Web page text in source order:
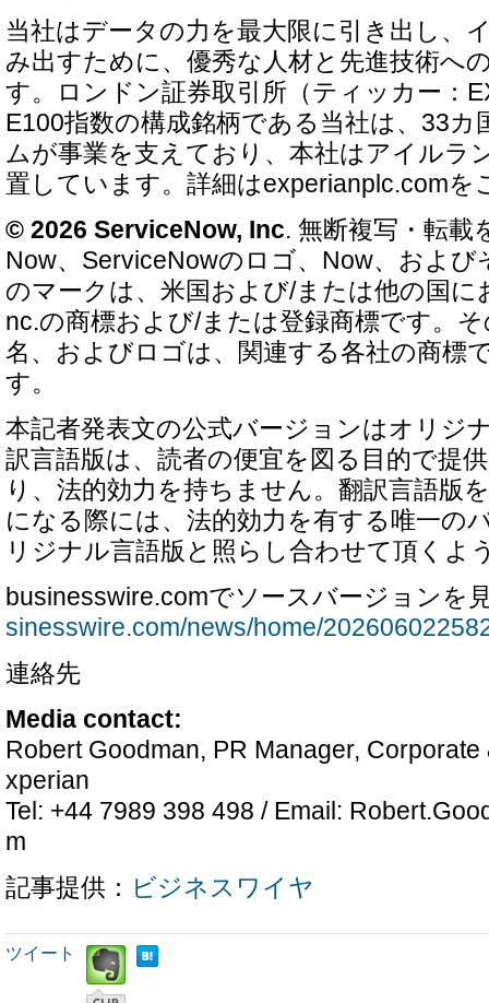
当社はデータの力を最大限に引き出し、
み出すために、優秀な人材と先進技術へ
す。ロンドン証券取引所（ティッカー：
E100指数の構成銘柄である当社は、33カ
ムが事業を支えており、本社はアイルラ
置しています。詳細はexperianplc.comを
© 2026 ServiceNow, Inc. 無断複写・転載
Now、ServiceNowのロゴ、Now、および
のマークは、米国および/または他の国に
nc.の商標および/または登録商標です。
名、およびロゴは、関連する各社の商標
す。
本記者発表文の公式バージョンはオリジ
訳言語版は、読者の便宜を図る目的で提
り、法的効力を持ちません。翻訳言語版
になる際には、法的効力を有する唯一の
リジナル言語版と照らし合わせて頂くよ
businesswire.comでソースバージョンを
sinesswire.com/news/home/
連絡先
Media contact:
Robert Goodman, PR Manager,
xperian
Tel: +44 7989 398 498 / Email:
m
記事提供： ビジネスワイヤ
ツイート